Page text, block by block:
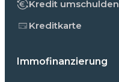
Kredit umschulden
Kreditkarte
Immofinanzierung